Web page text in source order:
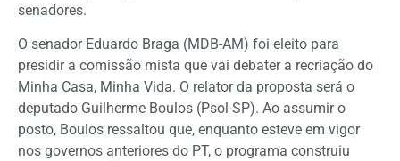
senadores.
O senador Eduardo Braga (MDB-AM) foi eleito para
presidir a comissão mista que vai debater a recriação do
Minha Casa, Minha Vida. O relator da proposta será o
deputado Guilherme Boulos (Psol-SP). Ao assumir o
posto, Boulos ressaltou que, enquanto esteve em vigor
nos governos anteriores do PT, o programa construiu